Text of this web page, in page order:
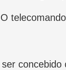
concebido